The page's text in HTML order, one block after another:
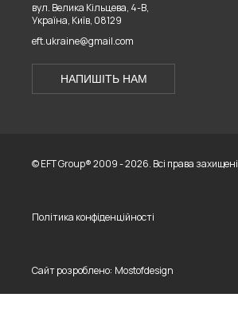
вул. Велика Кільцева, 4-В,
Україна, Київ, 08129
eft.ukraine@gmail.com
НАПИШІТЬ НАМ
© EFT Group® 2009 - 2026. Всі права захищені
Політика конфіденційності
Сайт розроблено: Mostofdesign